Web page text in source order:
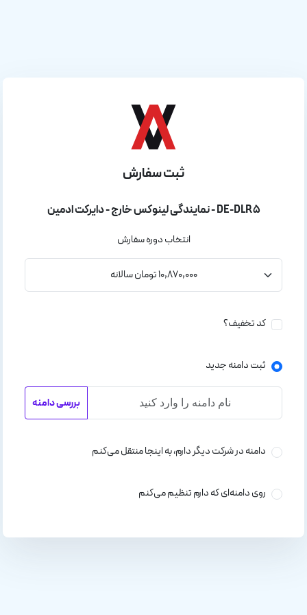
ثبت سفارش
نمایندگی لینوکس خارج - دایرکت ادمین - DE-DLR5
انتخاب دوره سفارش
کد تخفیف؟
ثبت دامنه جدید
بررسی دامنه
دامنه در شرکت دیگر دارم، به اینجا منتقل می‌کنم
روی دامنه‌ای که دارم تنظیم می‌کنم